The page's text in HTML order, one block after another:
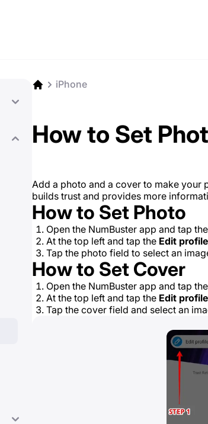
iPhone
How to Set
Add a photo and a cover to make your
builds trust and provides more
How to Set Photo
Open the NumBuster app and tap the
At the top left and tap the Edit profile
Tap the photo field to select an
How to Set Cover
Open the NumBuster app and tap the
At the top left and tap the Edit profile
Tap the cover field and select an